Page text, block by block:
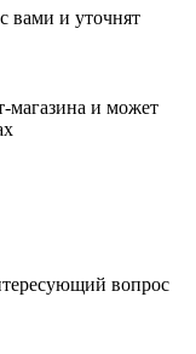
вами и уточнят
магазина и может
вопрос